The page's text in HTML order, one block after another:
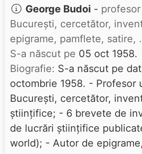
George Budoi -
București, cercetător,
epigrame, pamflete, satire,
S-a născut pe 05 oct 1958.
Biografie: S-a născut pe
octombrie 1958. - Profesor
București, cercetător,
științifice; - 6 brevete de
de lucrări științifice
world); - Autor de